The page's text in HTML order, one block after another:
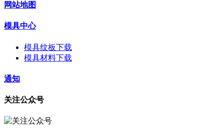
网站地图
模具中心
模具纹板下载
模具材料下载
通知
关注公众号